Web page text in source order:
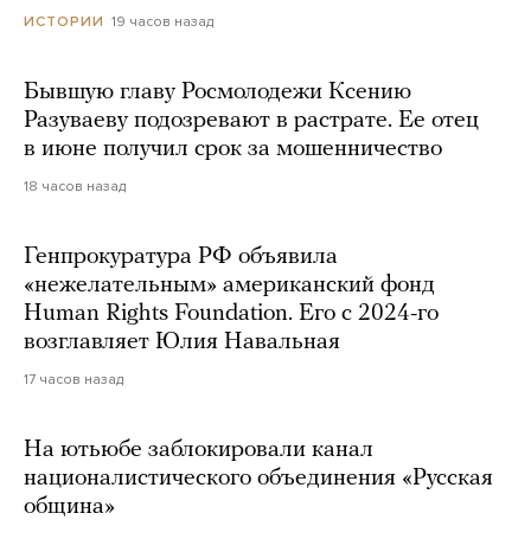
ИСТОРИИ 19 часов назад
Бывшую главу Росмолодежи Ксению
Разуваеву подозревают в растрате. Ее отец
в июне получил срок за мошенничество
18 часов назад
Генпрокуратура РФ объявила
«нежелательным» американский фонд
Human Rights Foundation. Его с 2024-го
возглавляет Юлия Навальная
17 часов назад
На ютьюбе заблокировали канал
националистического объединения «Русская
община»